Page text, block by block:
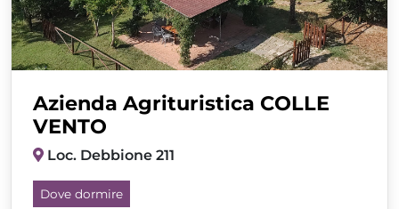
Azienda Agrituristica COLLE
VENTO
Loc. Debbione 211
Dove dormire